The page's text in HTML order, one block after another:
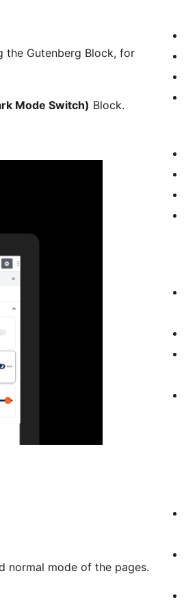
the Gutenberg Block, for
Mode Switch) Block.
normal mode of the pages.